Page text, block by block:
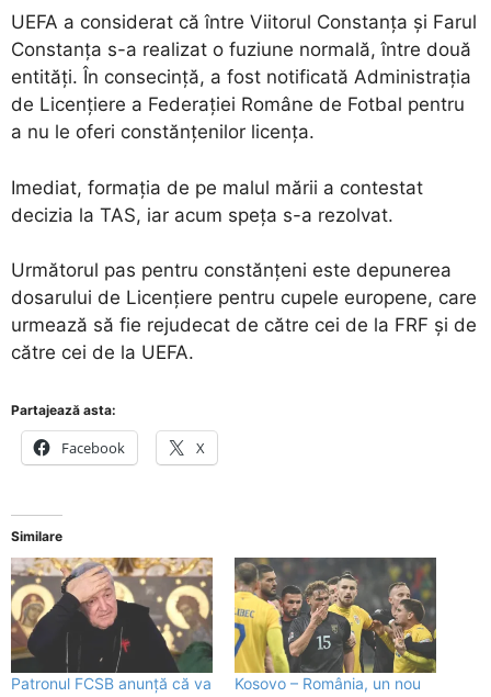
UEFA a considerat că între Viitorul Constanța și Farul
Constanța s-a realizat o fuziune normală, între două
entități. În consecință, a fost notificată Administraţia
de Licenţiere a Federaţiei Române de Fotbal pentru
a nu le oferi constănțenilor licența.
Imediat, formația de pe malul mării a contestat
decizia la TAS, iar acum speța s-a rezolvat.
Următorul pas pentru constănțeni este depunerea
dosarului de Licențiere pentru cupele europene, care
urmează să fie rejudecat de către cei de la FRF și de
către cei de la UEFA.
Partajează asta:
Facebook X
Similare
Patronul FCSB anunță că va
Kosovo – România, un nou